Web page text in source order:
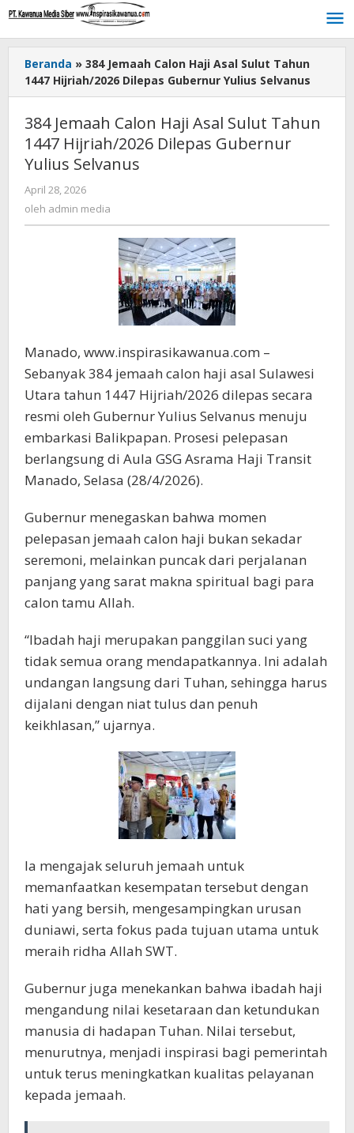
Lewati
konten
Beranda » 384 Jemaah Calon Haji Asal Sulut Tahun
1447 Hijriah/2026 Dilepas Gubernur Yulius Selvanus
384 Jemaah Calon Haji Asal Sulut Tahun
1447 Hijriah/2026 Dilepas Gubernur
Yulius Selvanus
April 28, 2026
admin
oleh admin media
Manado, www.inspirasikawanua.com –
Sebanyak 384 jemaah calon haji asal Sulawesi
Utara tahun 1447 Hijriah/2026 dilepas secara
resmi oleh Gubernur Yulius Selvanus menuju
embarkasi Balikpapan. Prosesi pelepasan
berlangsung di Aula GSG Asrama Haji Transit
Manado, Selasa (28/4/2026).
Gubernur menegaskan bahwa momen
pelepasan jemaah calon haji bukan sekadar
seremoni, melainkan puncak dari perjalanan
panjang yang sarat makna spiritual bagi para
calon tamu Allah.
“Ibadah haji merupakan panggilan suci yang
tidak semua orang mendapatkannya. Ini adalah
undangan langsung dari Tuhan, sehingga harus
dijalani dengan niat tulus dan penuh
keikhlasan,” ujarnya.
Ia mengajak seluruh jemaah untuk
memanfaatkan kesempatan tersebut dengan
hati yang bersih, mengesampingkan urusan
duniawi, serta fokus pada tujuan utama untuk
meraih ridha Allah SWT.
Gubernur juga menekankan bahwa ibadah haji
mengandung nilai kesetaraan dan ketundukan
manusia di hadapan Tuhan. Nilai tersebut,
menurutnya, menjadi inspirasi bagi pemerintah
untuk terus meningkatkan kualitas pelayanan
kepada jemaah.